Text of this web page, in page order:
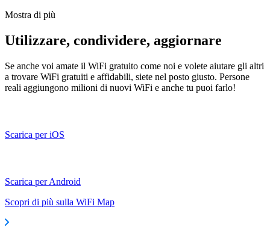
Mostra di più
Utilizzare, condividere, aggiornare
Se anche voi amate il WiFi gratuito come noi e volete aiutare gli altri
a trovare WiFi gratuiti e affidabili, siete nel posto giusto. Persone
reali aggiungono milioni di nuovi WiFi e anche tu puoi farlo!
Scarica per iOS
Scarica per Android
Scopri di più sulla WiFi Map